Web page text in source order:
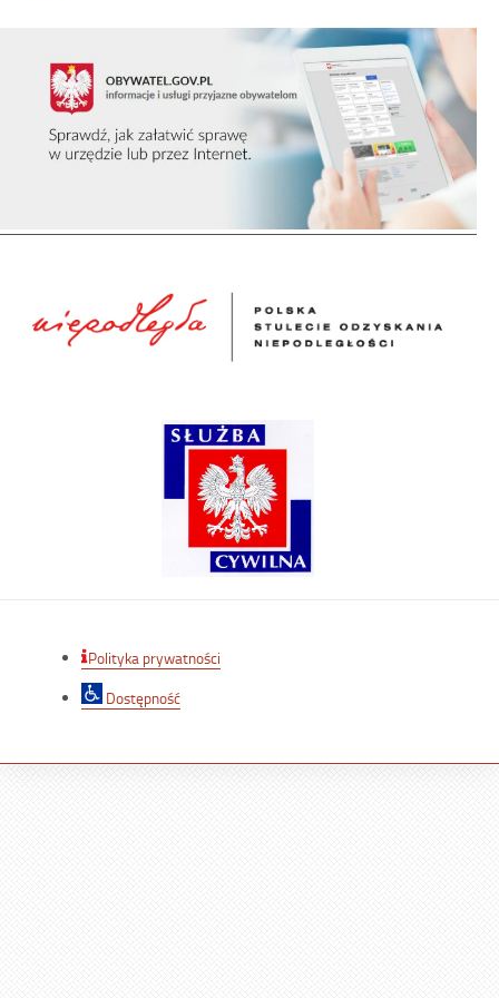
Polityka prywatności
Dostępność